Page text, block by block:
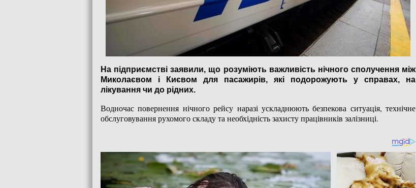
На підприємстві заявили, що розуміють важливість нічного сполучення між
Миколаєвом і Києвом для пасажирів, які подорожують у справах, на
лікування чи до рідних.
Водночас повернення нічного рейсу наразі ускладнюють безпекова ситуація, технічне
обслуговування рухомого складу та необхідність захисту працівників залізниці.